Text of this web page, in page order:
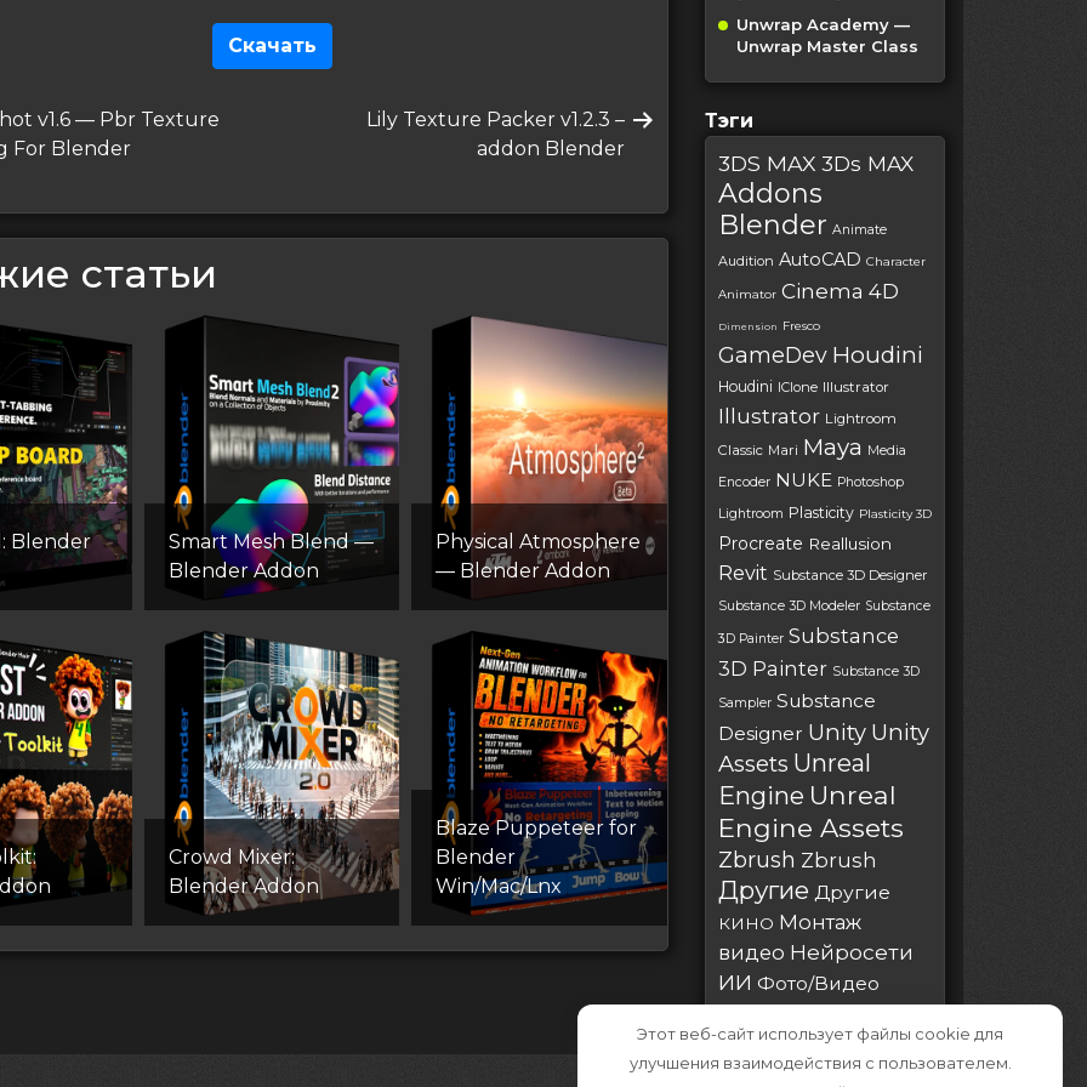
Скачать
v1.6 — Pbr Texture
For Blender
Следующая
Lily Texture Packer v1.2.3 –
addon Blender
статьи
Blender
Smart Mesh Blend —
Blender Addon
Physical Atmosphere
— Blender Addon
Crowd Mixer:
Blender Addon
Blaze Puppeteer for
Blender
Win/Mac/Lnx
Unwrap Academy —
Unwrap Master Class
Тэги
3DS MAX 3Ds MAX
Addons
Blender Animate
Audition AutoCAD Character
Animator Cinema 4D
Dimension Fresco
GameDev Houdini
Houdini IClone Illustrator
Illustrator Lightroom
Classic Mari Maya
Media
Encoder NUKE Photoshop
Lightroom Plasticity Plasticity 3D
Procreate Reallusion
Revit Substance 3D Designer
Substance 3D Modeler Substance
3D Painter Substance
3D Painter Substance 3D
Sampler Substance
Designer Unity Unity
Assets Unreal
Engine Unreal
Engine Assets
Zbrush Zbrush
Другие Другие
КИНО Монтаж
видео Нейросети
ИИ Фото/Видео
Этот веб-сайт использует файлы cookie для
улучшения взаимодействия с пользователем.